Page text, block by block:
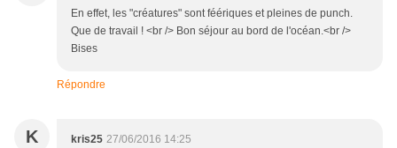
En effet, les "créatures" sont féériques et pleines de punch.
Que de travail ! <br /> Bon séjour au bord de l'océan.<br />
Bises
Répondre
K kris25 27/06/2016 14:25